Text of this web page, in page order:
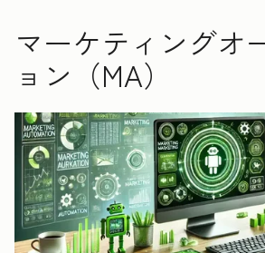
マーケティングオ
ョン（MA）